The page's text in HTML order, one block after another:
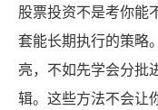
股票投资不是考你能
套能长期执行的策略
亮，不如先学会分批
辑。这些方法不会让